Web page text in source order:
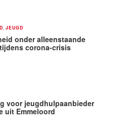
,JEUGD
onder alleenstaande
corona-crisis
voor jeugdhulpaanbieder
uit Emmeloord